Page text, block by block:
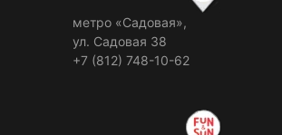
метро «Садовая»,
ул. Садовая 38
+7 (812) 748-10-62